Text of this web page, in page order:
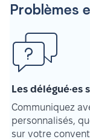
Problèmes
Les délégué·es
Communiquez
personnalisés,
sur votre